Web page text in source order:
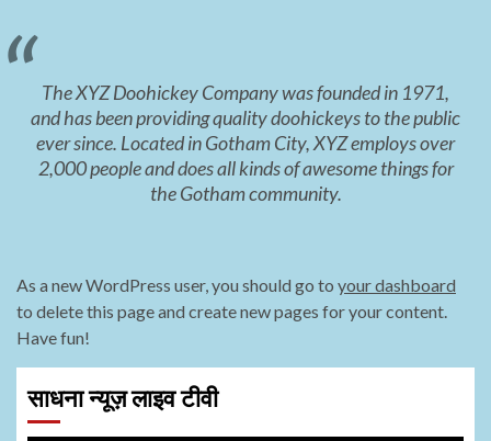
The XYZ Doohickey Company was founded in 1971,
and has been providing quality doohickeys to the public
ever since. Located in Gotham City, XYZ employs over
2,000 people and does all kinds of awesome things for
the Gotham community.
As a new WordPress user, you should go to your dashboard
to delete this page and create new pages for your content.
Have fun!
साधना न्यूज़ लाइव टीवी